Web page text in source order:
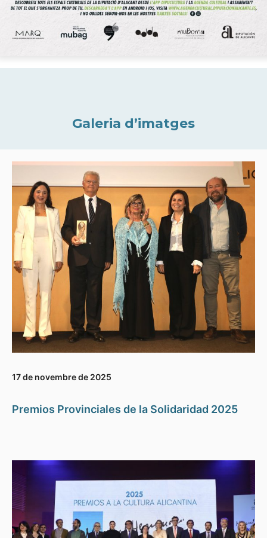
Galeria d’imatges
17 de novembre de 2025
Premios Provinciales de la Solidaridad 2025